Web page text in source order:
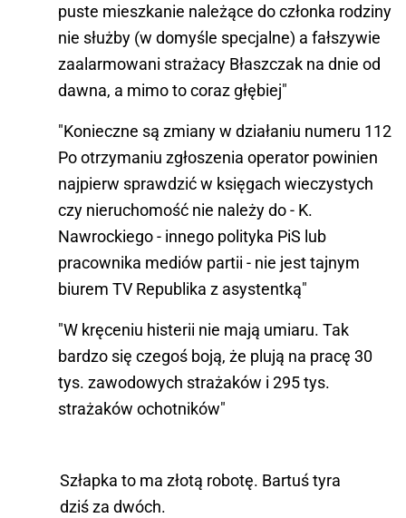
puste mieszkanie należące do członka rodziny
nie służby (w domyśle specjalne) a fałszywie
zaalarmowani strażacy Błaszczak na dnie od
dawna, a mimo to coraz głębiej"
"Konieczne są zmiany w działaniu numeru 112
Po otrzymaniu zgłoszenia operator powinien
najpierw sprawdzić w księgach wieczystych
czy nieruchomość nie należy do - K.
Nawrockiego - innego polityka PiS lub
pracownika mediów partii - nie jest tajnym
biurem TV Republika z asystentką"
"W kręceniu histerii nie mają umiaru. Tak
bardzo się czegoś boją, że plują na pracę 30
tys. zawodowych strażaków i 295 tys.
strażaków ochotników"
Szłapka to ma złotą robotę. Bartuś tyra
dziś za dwóch.